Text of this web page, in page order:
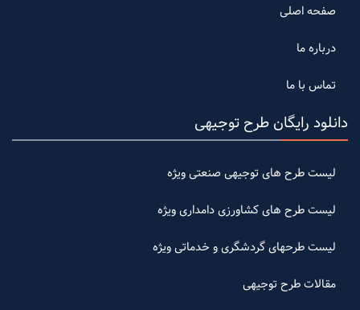
صفحه اصلی
درباره ما
تماس با ما
دانلود رایگان طرح توجیهی
لیست طرح های توجیهی صنعتی ویژه
لیست طرح های کشاورزی دامداری ویژه
لیست طرحهای گردشگری و خدماتی ویژه
مقالات طرح توجیهی